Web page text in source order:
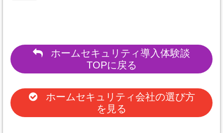
ホームセキュリティ導入体験談
TOPに戻る
ホームセキュリティ会社の選び方
を見る